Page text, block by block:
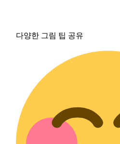
다양한 그림 팁 공유